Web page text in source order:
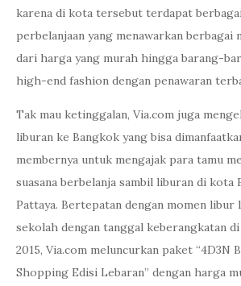
karena di kota tersebut terdapat
perbelanjaan yang menawarkan berbagai
dari harga yang murah hingga barang-
high-end fashion dengan penawaran
Tak mau ketinggalan, Via.com juga
liburan ke Bangkok yang bisa
membernya untuk mengajak para tamu
suasana berbelanja sambil liburan di
Pattaya. Bertepatan dengan momen libur
sekolah dengan tanggal keberangkatan di
2015, Via.com meluncurkan paket “4D3N
Shopping Edisi Lebaran” dengan harga